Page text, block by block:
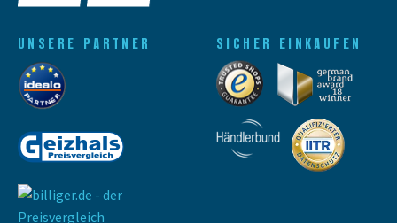
UNSERE PARTNER SICHER EINKAUFEN